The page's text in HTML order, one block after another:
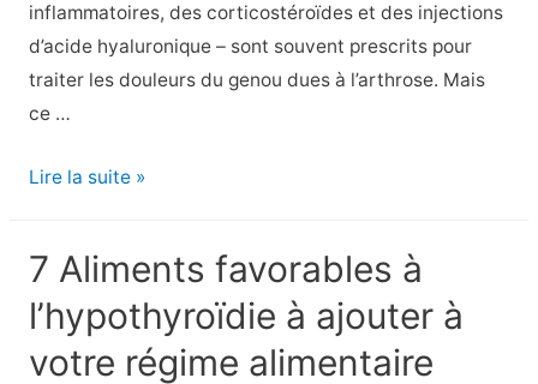
inflammatoires, des corticostéroïdes et des injections
d’acide hyaluronique – sont souvent prescrits pour
traiter les douleurs du genou dues à l’arthrose. Mais
ce …
Conseils
soulagement
naturel
la
Lire la suite »
7 Aliments favorables à
l’hypothyroïdie à ajouter à
votre régime alimentaire